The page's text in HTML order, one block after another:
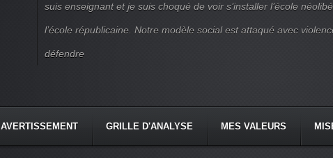
suis enseignant et je suis choqué de voir s’installer l’école
l’école républicaine. Notre modèle social est attaqué avec
défendre
AVERTISSEMENT GRILLE D'ANALYSE MES VALEURS